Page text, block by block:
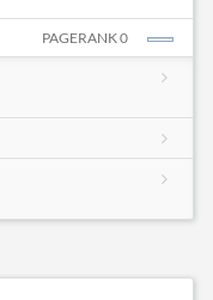
PAGERANK 0